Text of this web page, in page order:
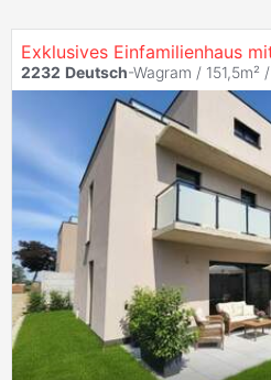
2232 Deutsch-Wagram / 151,5m² /